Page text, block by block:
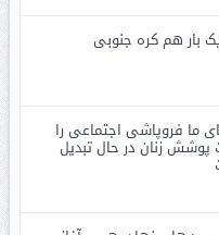
بار هم کره جنوبی
فروپاشی اجتماعی را
زنان در حال تبدیل